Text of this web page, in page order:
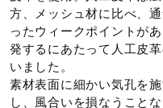
原産国
ベトナム製
方、メッシュ材に比べ、
ったウィークポイントが
発するにあたって人工皮
いました。
素材表面に細かい気孔を
し、風合いを損なうこと